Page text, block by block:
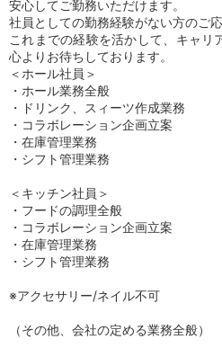
安心してご勤務いただけます。
社員としての勤務経験がない方のご
これまでの経験を活かして、キャリ
心よりお待ちしております。
＜ホール社員＞
・ホール業務全般
・ドリンク、スィーツ作成業務
・コラボレーション企画立案
・在庫管理業務
・シフト管理業務
＜キッチン社員＞
・フードの調理全般
・コラボレーション企画立案
・在庫管理業務
・シフト管理業務
※アクセサリー/ネイル不可
（その他、会社の定める業務全般）